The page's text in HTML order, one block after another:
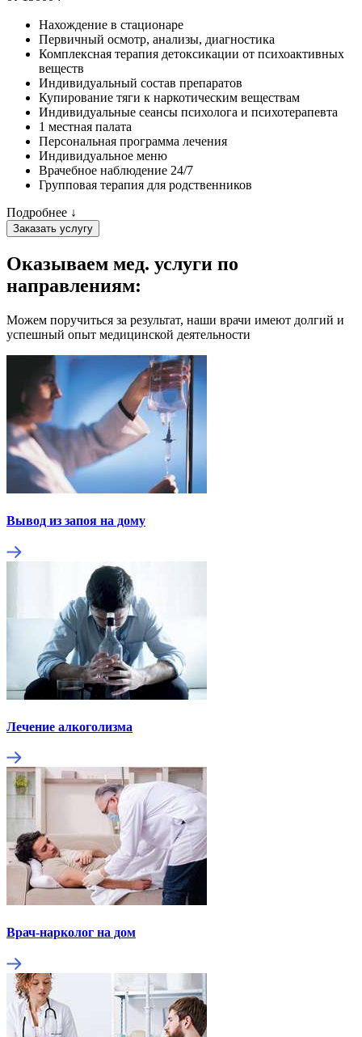
Нахождение в стационаре
Первичный осмотр, анализы, диагностика
Комплексная терапия детоксикации от психоактивных
веществ
Индивидуальный состав препаратов
Купирование тяги к наркотическим веществам
Индивидуальные сеансы психолога и психотерапевта
1 местная палата
Персональная программа лечения
Индивидуальное меню
Врачебное наблюдение 24/7
Групповая терапия для родственников
Подробнее ↓
Заказать услугу
Оказываем мед. услуги по
направлениям:
Можем поручиться за результат, наши врачи имеют долгий и
успешный опыт медицинской деятельности
Вывод из запоя на дому
Лечение алкоголизма
Врач-нарколог на дом